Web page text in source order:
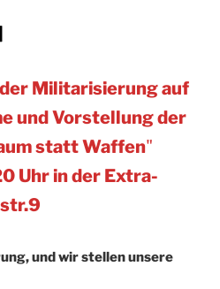
Militarisierung auf
und Vorstellung der
statt Waffen"
Uhr in der Extra-
und wir stellen unsere